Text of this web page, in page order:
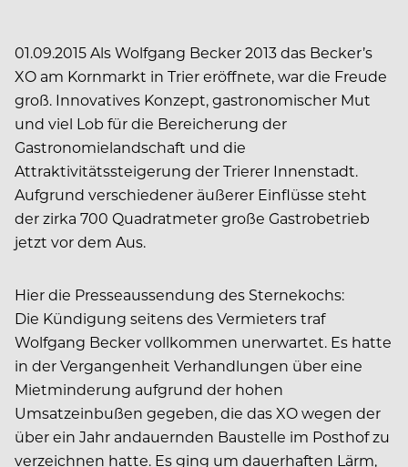
01.09.2015 Als Wolfgang Becker 2013 das Becker’s
XO am Kornmarkt in Trier eröffnete, war die Freude
groß. Innovatives Konzept, gastronomischer Mut
und viel Lob für die Bereicherung der
Gastronomielandschaft und die
Attraktivitätssteigerung der Trierer Innenstadt.
Aufgrund verschiedener äußerer Einflüsse steht
der zirka 700 Quadratmeter große Gastrobetrieb
jetzt vor dem Aus.
Hier die Presseaussendung des Sternekochs:
Die Kündigung seitens des Vermieters traf
Wolfgang Becker vollkommen unerwartet. Es hatte
in der Vergangenheit Verhandlungen über eine
Mietminderung aufgrund der hohen
Umsatzeinbußen gegeben, die das XO wegen der
über ein Jahr andauernden Baustelle im Posthof zu
verzeichnen hatte. Es ging um dauerhaften Lärm,